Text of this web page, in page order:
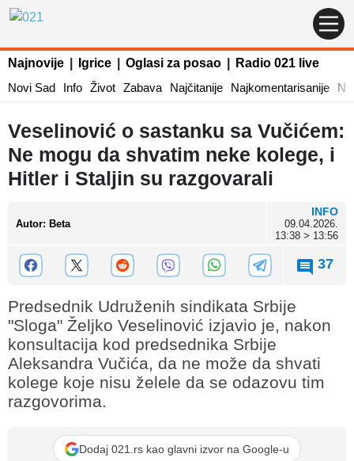
Najnovije Igrice Oglasi za posao
Radio 021 live
Novi Sad
Info Život Zabava Najčitanije Najkomentarisanije
Veselinović o sastanku sa Vučićem:
Ne mogu da shvatim neke kolege, i
Hitler i Staljin su razgovarali
Autor: Beta
INFO
09.04.2026.
13:38 > 13:56
37
Predsednik Udruženih sindikata Srbije
"Sloga" Željko Veselinović izjavio je, nakon
konsultacija kod predsednika Srbije
Aleksandra Vučića, da ne može da shvati
kolege koje nisu želele da se odazovu tim
razgovorima.
Dodaj 021.rs kao glavni izvor na Google-u